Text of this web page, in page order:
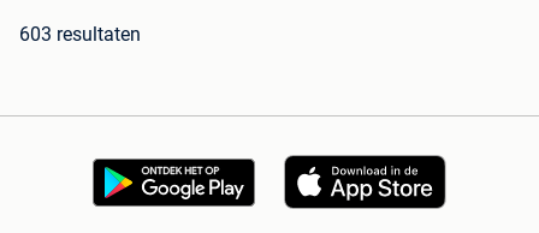
603 resultaten